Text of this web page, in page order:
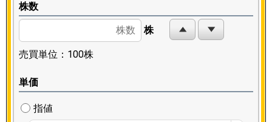
株数
株
売買単位： 100株
単価
指値